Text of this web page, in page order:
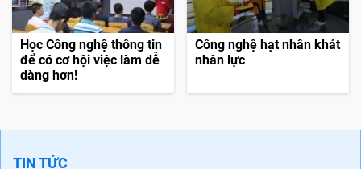
Học Công nghệ thông tin
để có cơ hội việc làm dễ
dàng hơn!
Công nghệ hạt nhân khát
nhân lực
TIN TỨC